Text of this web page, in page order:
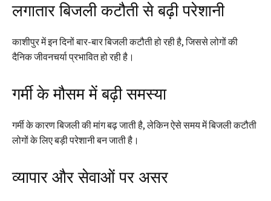
लगातार बिजली कटौती से बढ़ी परेशानी
काशीपुर में इन दिनों बार-बार बिजली कटौती हो रही है, जिससे लोगों की
दैनिक जीवनचर्या प्रभावित हो रही है।
गर्मी के मौसम में बढ़ी समस्या
गर्मी के कारण बिजली की मांग बढ़ जाती है, लेकिन ऐसे समय में बिजली कटौती
लोगों के लिए बड़ी परेशानी बन जाती है।
व्यापार और सेवाओं पर असर